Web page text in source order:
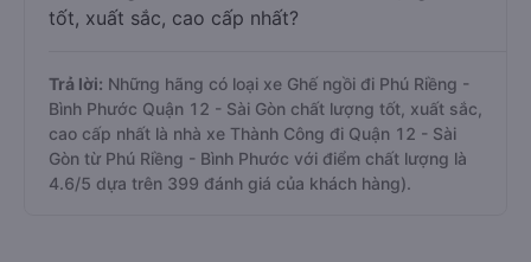
tốt, xuất sắc, cao cấp nhất?
Trả lời: Những hãng có loại xe Ghế ngồi đi Phú Riềng -
Bình Phước Quận 12 - Sài Gòn chất lượng tốt, xuất sắc,
cao cấp nhất là nhà xe Thành Công đi Quận 12 - Sài
Gòn từ Phú Riềng - Bình Phước với điểm chất lượng là
4.6/5 dựa trên 399 đánh giá của khách hàng).